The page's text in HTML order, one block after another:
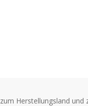
Herstellungsland und